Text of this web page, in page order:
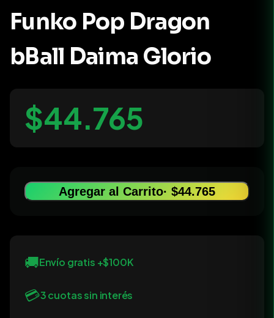
Funko Pop Dragon
bBall Daima Glorio
$44.765
Agregar al Carrito· $44.765
🚚Envío gratis +$100K
💳3 cuotas sin interés